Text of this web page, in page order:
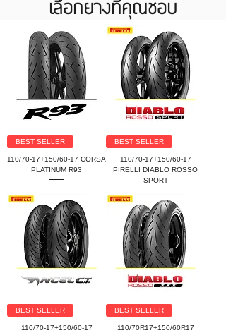
เลือกยางที่คุณชอบ
BEST SELLER
110/70-17+150/60-17 CORSA
PLATINUM R93
BEST SELLER
110/70-17+150/60-17
PIRELLI DIABLO ROSSO
SPORT
BEST SELLER
110/70-17+150/60-17
BEST SELLER
110/70R17+150/60R17